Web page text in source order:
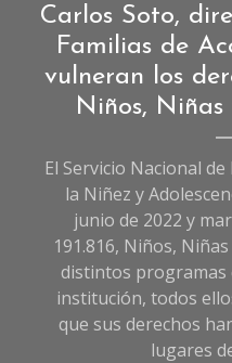
Carlos Soto,
Familias de
vulneran los
Niños, Niñas
El Servicio Nacional
la Niñez y
junio de 2022 y
191.816, Niños,
distintos programas
institución, todos
que sus derechos
lugares